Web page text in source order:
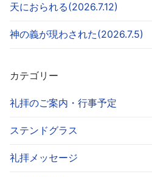
天におられる(2026.7.12)
神の義が現わされた(2026.7.5)
カテゴリー
礼拝のご案内・行事予定
ステンドグラス
礼拝メッセージ